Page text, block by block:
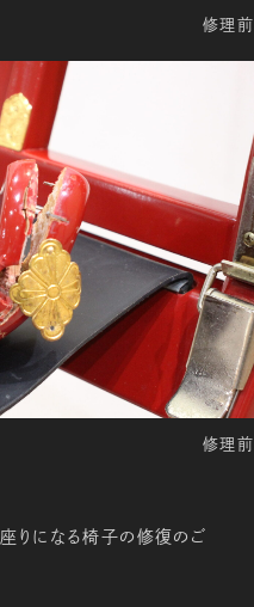
修理前
修理前
りになる椅子の修復のご